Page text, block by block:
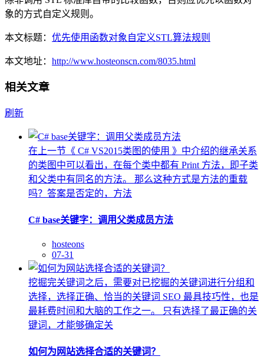
象的方式自定义规则。
本文标题： 优先使用函数对象自定义STL算法规则
本文地址： http://www.hosteonscn.com/8035.html
相关文章
刷新
在上一节《 C# VS2015类图的使用 》中介绍的继承关系
的类图中可以看出，在每个类中都有 Print 方法，即子类
和父类中有同名的方法。 那么这种方式是方法的重载
吗？答案是否定的，方法
C# base关键字：调用父类成员方法
hosteons
07-31
挖掘完关键词之后，需要对已挖掘的关键词进行分组和
选择，选择正确、恰当的关键词 SEO 最具技巧性，也是
最耗费时间和大脑的工作之一。 只有选择了最正确的关
键词，才能够确定关
如何为网站选择合适的关键词？